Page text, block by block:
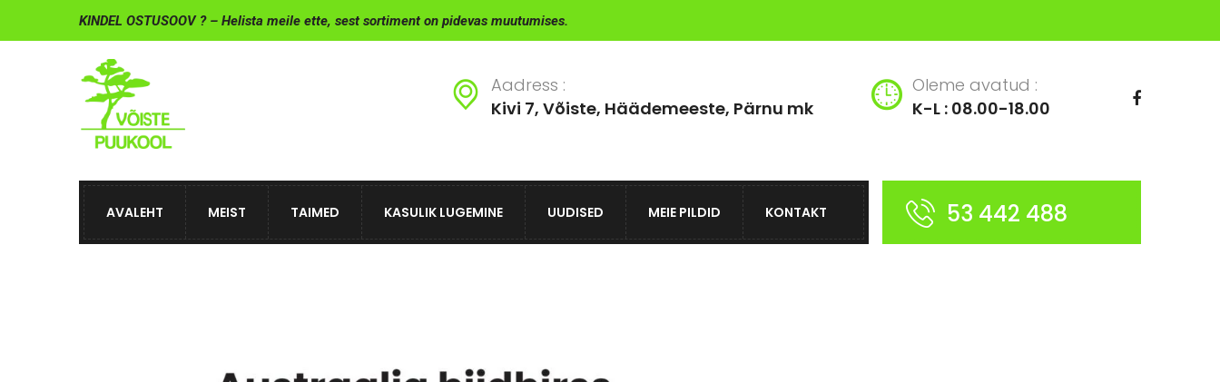
KINDEL OSTUSOOV ? – Helista meile ette, sest sortiment on pidevas muutumises.
Aadress :
Kivi 7, Võiste, Häädemeeste, Pärnu mk
Oleme avatud :
K-L : 08.00-18.00
AVALEHT MEIST TAIMED KASULIK LUGEMINE UUDISED MEIE PILDID KONTAKT 53 442 488